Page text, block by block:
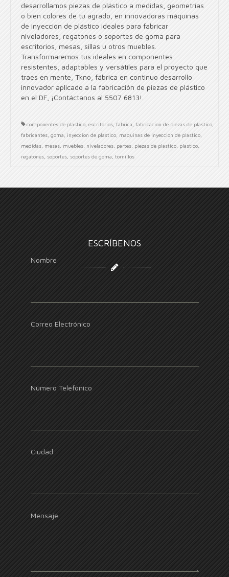
desarrollamos piezas de plástico a medidas, geometrías
o bien colores de tu agrado, en innovadoras máquinas
de inyección de plástico ideales para fabricar
niveladores, regatones o soportes de goma para
escritorios, mesas, sillas u otros muebles.
Transformaremos tus ideales en componentes
resistentes, adaptables y versátiles para el proyecto que
traes en mente, Tkno, fábrica en continuo desarrollo
innovador aplicado a la fabricación de piezas de plástico
en el DF, ¡Contáctanos al 5507 6813!.
componentes de plastico escritorios fabrica fabricacion de piezas de plastico
fabricantes goma inyeccion de plastico maquinas de inyeccion de plastico
medidas mesas muebles niveladores partes piezas de plastico plastico
regatones soportes soportes de goma tornillos
ESCRÍBENOS
Nombre
Correo Electrónico
Número Telefónico
Ciudad
Mensaje